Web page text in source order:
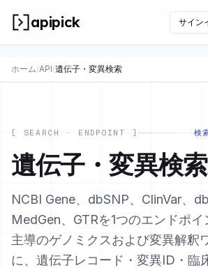
apipick サイン
ホーム/API/遺伝子・変異検索
[ SEARCH · ENDPOINT ] 検
遺伝子・変異検
NCBI Gene、dbSNP、ClinVar、
MedGen、GTRを1つのエンドポ
主導のゲノミクスおよび変異解釈
に、遺伝子レコード・変異ID・臨